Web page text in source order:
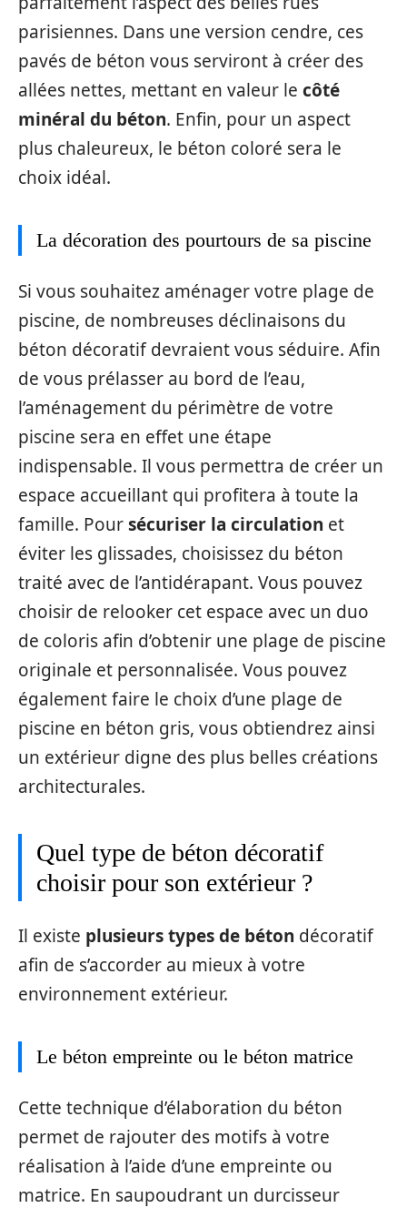
parisiennes. Dans une version cendre, ces
pavés de béton vous serviront à créer des
allées nettes, mettant en valeur le côté
minéral du béton. Enfin, pour un aspect
plus chaleureux, le béton coloré sera le
choix idéal.
La décoration des pourtours de sa piscine
Si vous souhaitez aménager votre plage de
piscine, de nombreuses déclinaisons du
béton décoratif devraient vous séduire. Afin
de vous prélasser au bord de l’eau,
l’aménagement du périmètre de votre
piscine sera en effet une étape
indispensable. Il vous permettra de créer un
espace accueillant qui profitera à toute la
famille. Poursécuriser la circulation et
éviter les glissades, choisissez du béton
traité avec de l’antidérapant. Vous pouvez
choisir de relooker cet espace avec un duo
de coloris afin d’obtenir une plage de piscine
originale et personnalisée. Vous pouvez
également faire le choix d’une plage de
piscine en béton gris, vous obtiendrez ainsi
un extérieur digne des plus belles créations
architecturales.
Quel type de béton décoratif
choisir pour son extérieur ?
Il existe plusieurs types de béton décoratif
afin de s’accorder au mieux à votre
environnement extérieur.
Le béton empreinte ou le béton matrice
Cette technique d’élaboration du béton
permet de rajouter des motifs à votre
réalisation à l’aide d’une empreinte ou
matrice. En saupoudrant un durcisseur